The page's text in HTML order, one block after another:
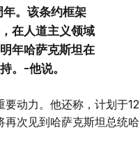
。该条约框架
在人道主义领域
年哈萨克斯坦在
。-他说。
动力。他还称，计划于12
次见到哈萨克斯坦总统哈